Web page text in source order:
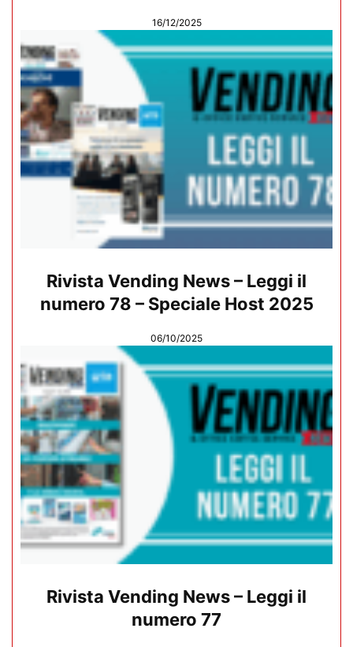
16/12/2025
Rivista Vending News – Leggi il
numero 78 – Speciale Host 2025
06/10/2025
Rivista Vending News – Leggi il
numero 77